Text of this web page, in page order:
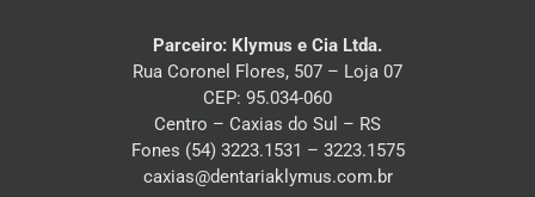
Parceiro: Klymus e Cia Ltda.
Rua Coronel Flores, 507 – Loja 07
CEP: 95.034-060
Centro – Caxias do Sul – RS
Fones (54) 3223.1531 – 3223.1575
caxias@dentariaklymus.com.br